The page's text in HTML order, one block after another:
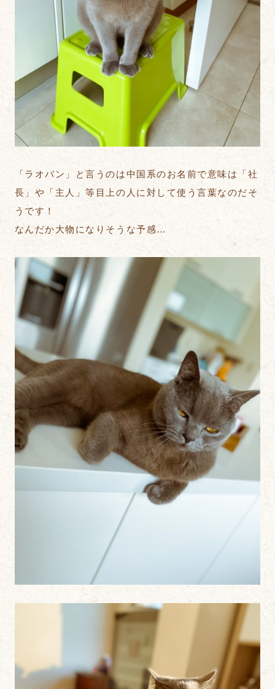
「ラオバン」と言うのは中国系のお名前で意味は「社
長」や「主人」等目上の人に対して使う言葉なのだそ
うです！
なんだか大物になりそうな予感…